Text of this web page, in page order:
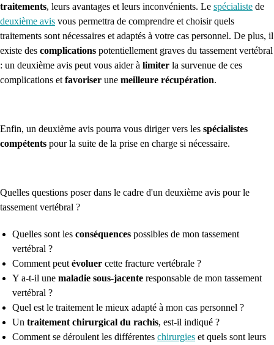
traitements, leurs avantages et leurs inconvénients. Le spécialiste de
deuxième avis vous permettra de comprendre et choisir quels
traitements sont nécessaires et adaptés à votre cas personnel. De plus, il
existe des complications potentiellement graves du tassement vertébral
: un deuxième avis peut vous aider à limiter la survenue de ces
complications et favoriser une meilleure récupération.
Enfin, un deuxième avis pourra vous diriger vers les spécialistes
compétents pour la suite de la prise en charge si nécessaire.
Quelles questions poser dans le cadre d'un deuxième avis pour le
tassement vertébral ?
Quelles sont les conséquences possibles de mon tassement
vertébral ?
Comment peut évoluer cette fracture vertébrale ?
Y a-t-il une maladie sous-jacente responsable de mon tassement
vertébral ?
Quel est le traitement le mieux adapté à mon cas personnel ?
Un traitement chirurgical du rachis, est-il indiqué ?
Comment se déroulent les différentes chirurgies et quels sont leurs